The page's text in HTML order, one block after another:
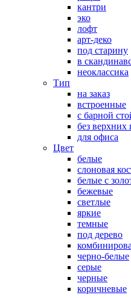
кантри
эко
лофт
арт-деко
под старину
в
неоклассика
Тип
на заказ
встроенные
с барной
без верхних
для офиса
Цвет
белые
слоновая
белые с
бежевые
светлые
яркие
темные
под дерево
черно-белые
серые
черные
коричневые